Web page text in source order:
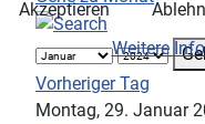
Vorheriger Tag
Montag, 29. Januar
Akzeptieren
Weitere